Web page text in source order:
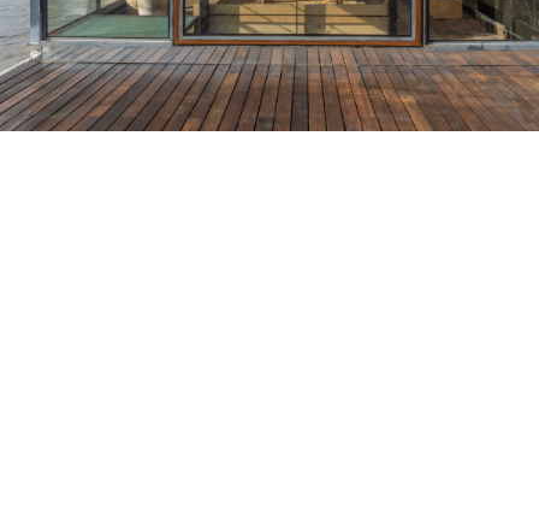
Maison Container/container House
Maison D'hôtes
Maison Et Appartement Vintage
On Décode La Déco
Petite Surface
Piscine Question De Style
Renovation
Revue De Week End
Tiny House